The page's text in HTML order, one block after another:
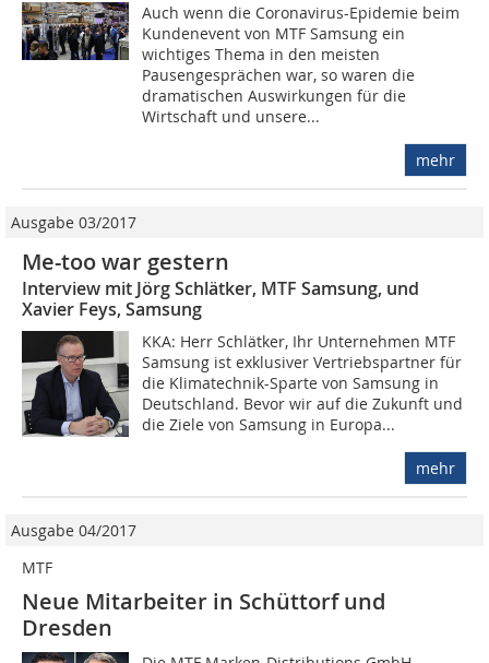
Auch wenn die Coronavirus-Epidemie beim
Kundenevent von MTF Samsung ein
wichtiges Thema in den meisten
Pausengesprächen war, so waren die
dramatischen Auswirkungen für die
Wirtschaft und unsere...
mehr
Ausgabe 03/2017
Me-too war gestern
Interview mit Jörg Schlätker, MTF Samsung, und
Xavier Feys, Samsung
KKA: Herr Schlätker, Ihr Unternehmen MTF
Samsung ist exklusiver Vertriebspartner für
die Klimatechnik-Sparte von Samsung in
Deutschland. Bevor wir auf die Zukunft und
die Ziele von Samsung in Europa...
mehr
Ausgabe 04/2017
MTF
Neue Mitarbeiter in Schüttorf und
Dresden